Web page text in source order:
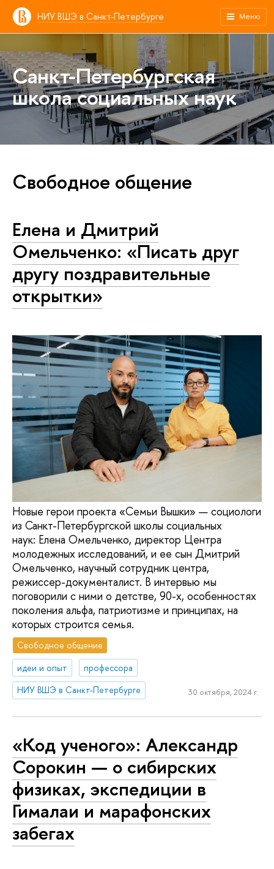
НИУ ВШЭ в Санкт-Петербурге Меню
Санкт-Петербургская
школа социальных наук
Свободное общение
Елена и Дмитрий
Омельченко: «Писать друг
другу поздравительные
открытки»
Новые герои проекта «Семьи Вышки» — социологи
из Санкт-Петербургской школы социальных
наук: Елена Омельченко, директор Центра
молодежных исследований, и ее сын Дмитрий
Омельченко, научный сотрудник центра,
режиссер-документалист. В интервью мы
поговорили с ними о детстве, 90-х, особенностях
поколения альфа, патриотизме и принципах, на
которых строится семья.
Свободное общение
идеи и опыт
профессора
НИУ ВШЭ в Санкт-Петербурге
30 октября, 2024 г.
«Код ученого»: Александр
Сорокин — о сибирских
физиках, экспедиции в
Гималаи и марафонских
забегах